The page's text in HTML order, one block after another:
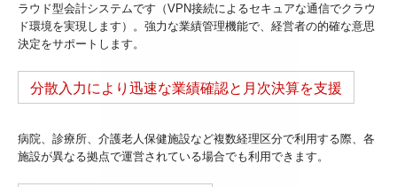
ラウド型会計システムです（VPN接続によるセキュアな通信でクラウ
ド環境を実現します）。強力な業績管理機能で、経営者の的確な意思
決定をサポートします。
分散入力により迅速な業績確認と月次決算を支援
病院、診療所、介護老人保健施設など複数経理区分で利用する際、各
施設が異なる拠点で運営されている場合でも利用できます。